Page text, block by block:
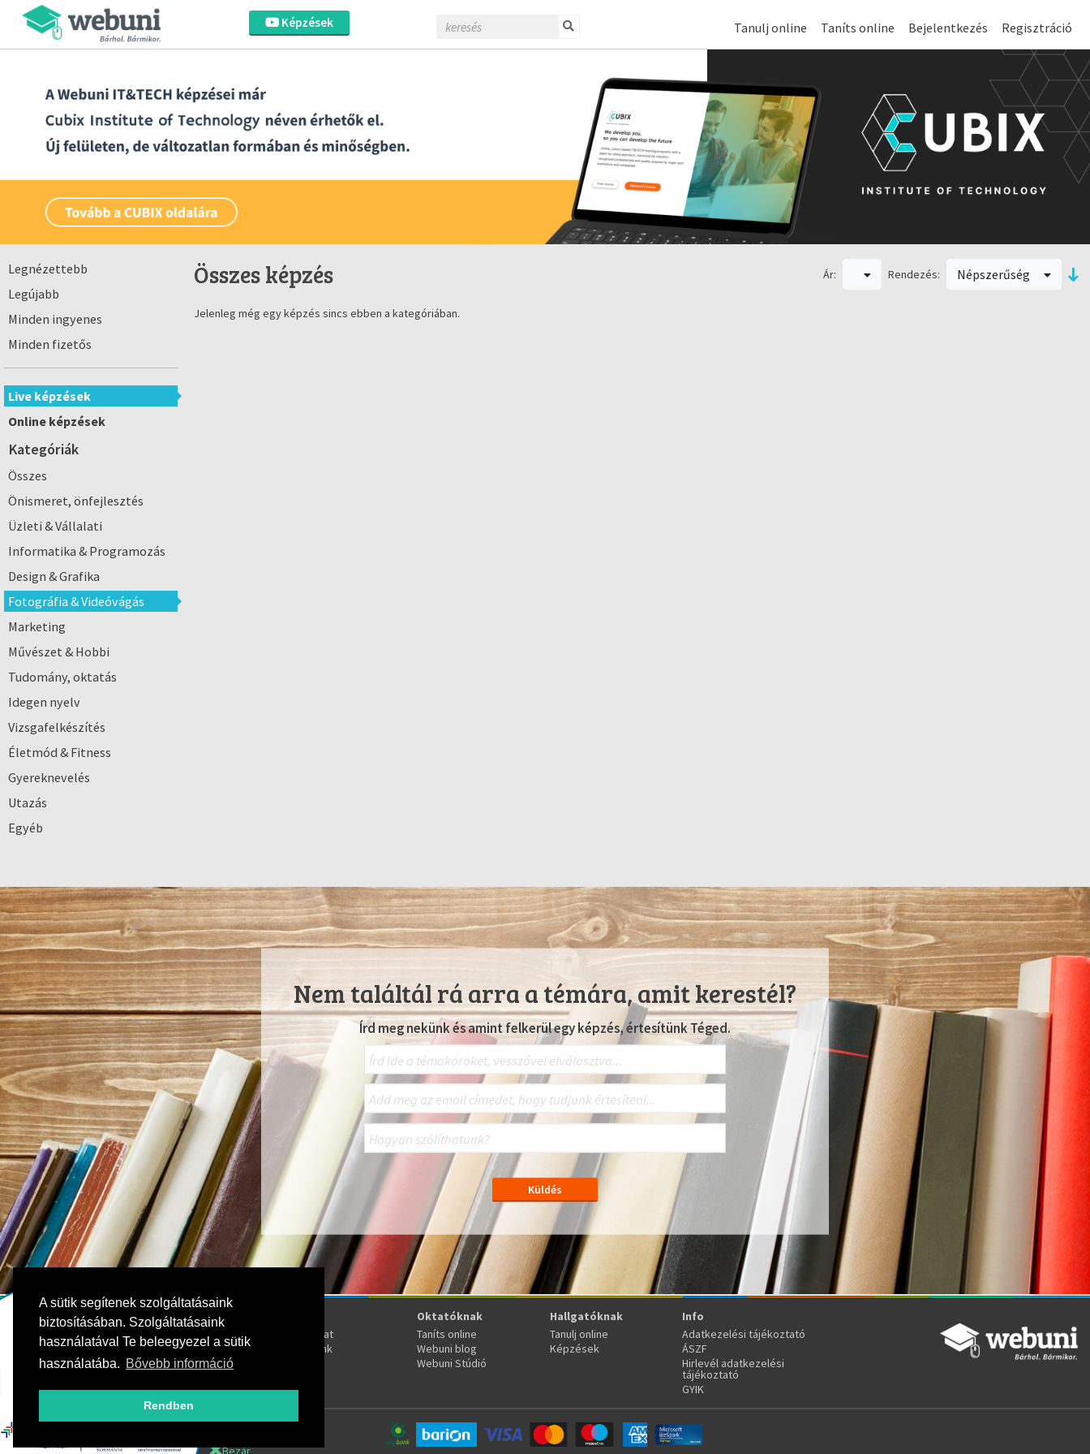
A sütik segítenek szolgáltatásaink
biztosításában. Szolgáltatásaink
használatával Te beleegyezel a sütik
használatába. Bővebb információ
Rendben
Képzések Tanulj online Taníts online Bejelentkezés Regisztráció
Legnézettebb
Legújabb
Minden ingyenes
Minden fizetős
Live képzések
Online képzések
Kategóriák
Összes
Önismeret, önfejlesztés
Üzleti & Vállalati
Informatika & Programozás
Design & Grafika
Fotográfia & Videóvágás
Marketing
Művészet & Hobbi
Tudomány, oktatás
Idegen nyelv
Vizsgafelkészítés
Életmód & Fitness
Gyereknevelés
Utazás
Egyéb
Összes képzés Ár: Rendezés: Népszerűség
Jelenleg még egy képzés sincs ebben a kategóriában.
Bezár
Nem találtál rá arra a témára, amit kerestél?
Írd meg nekünk és amint felkerül egy képzés, értesítünk Téged.
Kövess bennünket!
Kapcsolat
Oktatóink
Oktatóknak
Taníts online
Webuni blog
Webuni Stúdió
Hallgatóknak
Tanulj online
Képzések
Info
Adatkezelési tájékoztató
ÁSZF
Hirlevél adatkezelési
tájékoztató
GYIK